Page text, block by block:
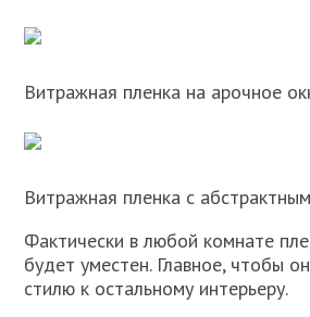
Витражная пленка на арочное
Витражная пленка с
Фактически в любой комнате
будет уместен. Главное, чтобы
стилю к остальному интерьеру.